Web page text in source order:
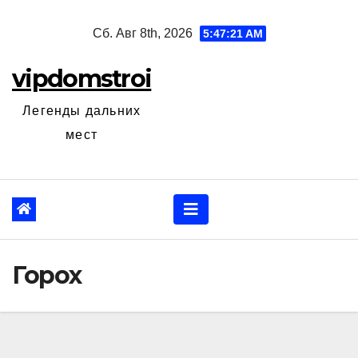
Сб. Авг 8th, 2026 5:47:22 AM
vipdomstroi
Легенды дальних
мест
Горох